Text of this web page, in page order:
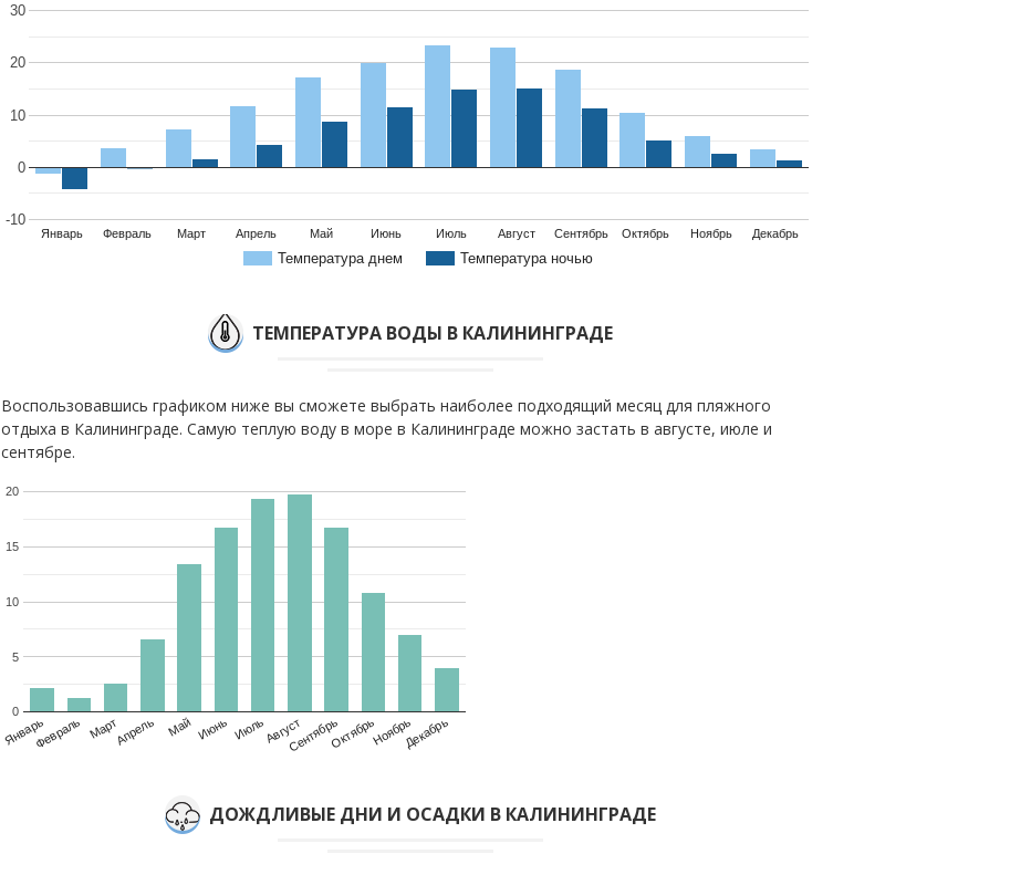
Температура днем Температура ночью
Январь Февраль Март Апрель Май Июнь Июль Август Сентябрь Октябрь Ноябрь Декабрь
-10
0
10
20
30
ТЕМПЕРАТУРА ВОДЫ В КАЛИНИНГРАДЕ
Воспользовавшись графиком ниже вы сможете выбрать наиболее подходящий месяц для пляжного
отдыха в Калининграде. Самую теплую воду в море в Калининграде можно застать в августе, июле и
сентябре.
ЯнварьФевраль МартАпрель Май Июнь ИюльАвгустСентябрьОктябрьНоябрьДекабрь
0
5
10
15
20
ДОЖДЛИВЫЕ ДНИ И ОСАДКИ В КАЛИНИНГРАДЕ